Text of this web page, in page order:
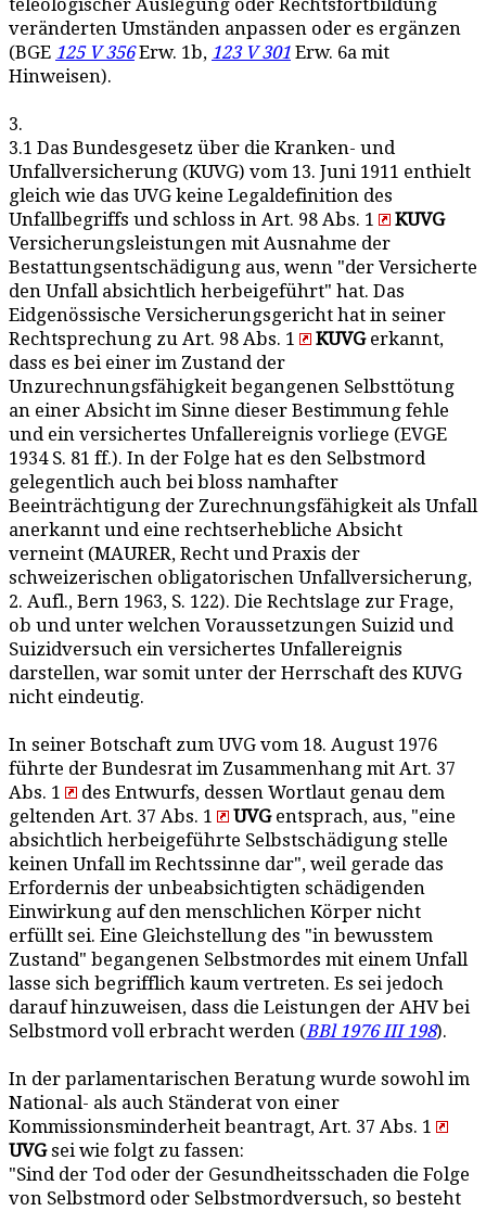
teleologischer Auslegung oder Rechtsfortbildung
veränderten Umständen anpassen oder es ergänzen
(BGE 125 V 356Erw. 1b, 123 V 301 Erw. 6a mit
Hinweisen).
3.
3.1 Das Bundesgesetz über die Kranken- und
Unfallversicherung (KUVG) vom 13. Juni 1911 enthielt
gleich wie das UVG keine Legaldefinition des
Unfallbegriffs und schloss in Art. 98 Abs. 1
KUVG
Versicherungsleistungen mit Ausnahme der
Bestattungsentschädigung aus, wenn "der Versicherte
den Unfall absichtlich herbeigeführt" hat. Das
Eidgenössische Versicherungsgericht hat in seiner
Rechtsprechung zu Art. 98 Abs. 1
KUVGerkannt,
dass es bei einer im Zustand der
Unzurechnungsfähigkeit begangenen Selbsttötung
an einer Absicht im Sinne dieser Bestimmung fehle
und ein versichertes Unfallereignis vorliege (EVGE
1934 S. 81 ff.). In der Folge hat es den Selbstmord
gelegentlich auch bei bloss namhafter
Beeinträchtigung der Zurechnungsfähigkeit als Unfall
anerkannt und eine rechtserhebliche Absicht
verneint (MAURER, Recht und Praxis der
schweizerischen obligatorischen Unfallversicherung,
2. Aufl., Bern 1963, S. 122). Die Rechtslage zur Frage,
ob und unter welchen Voraussetzungen Suizid und
Suizidversuch ein versichertes Unfallereignis
darstellen, war somit unter der Herrschaft des KUVG
nicht eindeutig.
In seiner Botschaft zum UVG vom 18. August 1976
führte der Bundesrat im Zusammenhang mit Art. 37
Abs. 1
des Entwurfs, dessen Wortlaut genau dem
geltenden Art. 37 Abs. 1
UVGentsprach, aus, "eine
absichtlich herbeigeführte Selbstschädigung stelle
keinen Unfall im Rechtssinne dar", weil gerade das
Erfordernis der unbeabsichtigten schädigenden
Einwirkung auf den menschlichen Körper nicht
erfüllt sei. Eine Gleichstellung des "in bewusstem
Zustand" begangenen Selbstmordes mit einem Unfall
lasse sich begrifflich kaum vertreten. Es sei jedoch
darauf hinzuweisen, dass die Leistungen der AHV bei
Selbstmord voll erbracht werden (BBl 1976 III 198).
In der parlamentarischen Beratung wurde sowohl im
National- als auch Ständerat von einer
Kommissionsminderheit beantragt, Art. 37 Abs. 1
UVGsei wie folgt zu fassen:
"Sind der Tod oder der Gesundheitsschaden die Folge
von Selbstmord oder Selbstmordversuch, so besteht